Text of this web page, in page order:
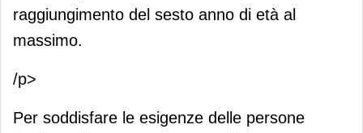
raggiungimento del sesto anno di età al
massimo.
/p>
Per soddisfare le esigenze delle persone